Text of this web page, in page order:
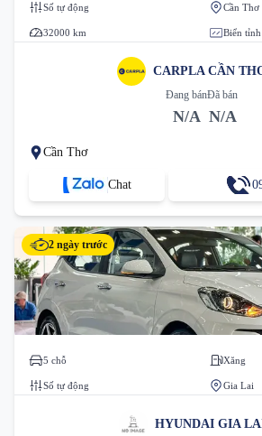
Số tự động Cần Thơ
32000 km Biển tỉnh
CARPLA CẦN
Đang bán
N/A
Đã bán
N/A
Cần Thơ
Chat
2 ngày trước
5 chỗ Xăng
Số tự động Gia Lai
HYUNDAI GIA